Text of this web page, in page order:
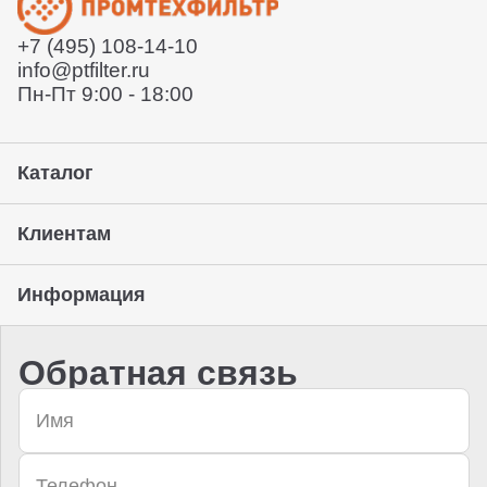
забрать его с нашего склада (самовывоз)
Предоставление гарантии, подписание закрывающих
документов
+7 (495) 108-14-10
info@ptfilter.ru
Пн-Пт 9:00 - 18:00
Каталог
Клиентам
Информация
Обратная связь